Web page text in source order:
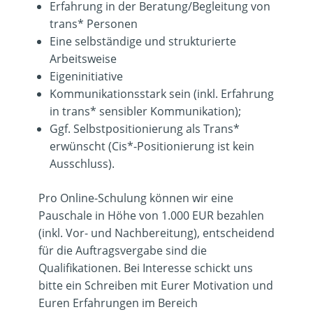
Erfahrung in der Beratung/Begleitung von
trans* Personen
Eine selbständige und strukturierte
Arbeitsweise
Eigeninitiative
Kommunikationsstark sein (inkl. Erfahrung
in trans* sensibler Kommunikation);
Ggf. Selbstpositionierung als Trans*
erwünscht (Cis*-Positionierung ist kein
Ausschluss).
Pro Online-Schulung können wir eine
Pauschale in Höhe von 1.000 EUR bezahlen
(inkl. Vor- und Nachbereitung), entscheidend
für die Auftragsvergabe sind die
Qualifikationen. Bei Interesse schickt uns
bitte ein Schreiben mit Eurer Motivation und
Euren Erfahrungen im Bereich